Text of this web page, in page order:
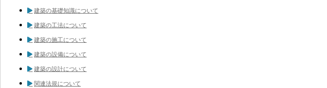
建築の基礎知識について
建築の工法について
建築の施工について
建築の設備について
建築の設計について
関連法規について